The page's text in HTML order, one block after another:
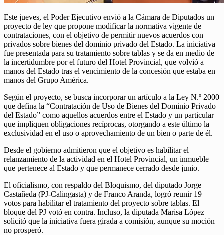
Este jueves, el Poder Ejecutivo envió a la Cámara de Diputados un
proyecto de ley que propone modificar la normativa vigente de
contrataciones, con el objetivo de permitir nuevos acuerdos con
privados sobre bienes del dominio privado del Estado. La iniciativa
fue presentada para su tratamiento sobre tablas y se da en medio de
la incertidumbre por el futuro del Hotel Provincial, que volvió a
manos del Estado tras el vencimiento de la concesión que estaba en
manos del Grupo América.
Según el proyecto, se busca incorporar un artículo a la Ley N.º 2000
que defina la “Contratación de Uso de Bienes del Dominio Privado
del Estado” como aquellos acuerdos entre el Estado y un particular
que impliquen obligaciones recíprocas, otorgando a este último la
exclusividad en el uso o aprovechamiento de un bien o parte de él.
Desde el gobierno admitieron que el objetivo es habilitar el
relanzamiento de la actividad en el Hotel Provincial, un inmueble
que pertenece al Estado y que permanece cerrado desde junio.
El oficialismo, con respaldo del Bloquismo, del diputado Jorge
Castañeda (PJ-Calingasta) y de Franco Aranda, logró reunir 19
votos para habilitar el tratamiento del proyecto sobre tablas. El
bloque del PJ votó en contra. Incluso, la diputada Marisa López
solicitó que la iniciativa fuera girada a comisión, aunque su moción
no prosperó.